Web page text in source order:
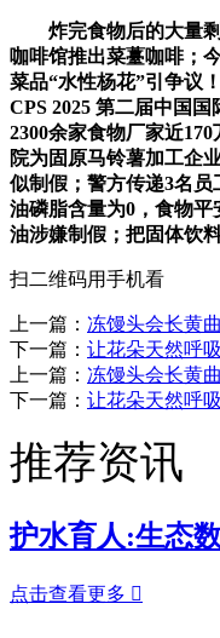
炸完食物后的大量剩
咖啡馆推出菜薹咖啡；
菜品“水性杨花”引争议
CPS 2025 第二届中国
2300余家食物厂家近
院为固原马铃薯加工企
似制假；警方传递3名员
油磷脂含量为0，食物
油涉嫌制假；把固体饮
扫二维码用手机看
上一篇： 冻馒头会长黄
下一篇： 让花朵天然呼
上一篇： 冻馒头会长黄
下一篇： 让花朵天然呼
推荐资讯
护水育人:生态
点击查看更多 